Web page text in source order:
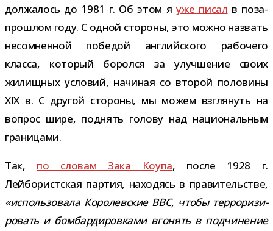
дол­жа­лось до 1981 г. Об этом я уже писал в поза­
про­шлом году. С одной сто­роны, это можно назвать
несо­мнен­ной побе­дой англий­ского рабо­чего
класса, кото­рый боролся за улуч­ше­ние своих
жилищ­ных усло­вий, начи­ная со вто­рой поло­вины
XIX в. С дру­гой сто­роны, мы можем взгля­нуть на
вопрос шире, под­нять голову над наци­о­наль­ным
границами.
Так, по сло­вам Зака Коупа, после 1928 г.
Лейбористская пар­тия, нахо­дясь в пра­ви­тель­стве,
«исполь­зо­вала Королевские ВВС, чтобы тер­ро­ри­зи­
ро­вать и бом­бар­ди­ров­ками вго­нять в под­чи­не­ние